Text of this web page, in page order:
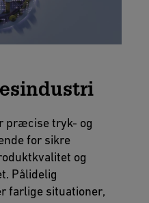
præcise tryk- og
for sikre
og
Pålidelig
farlige situationer,